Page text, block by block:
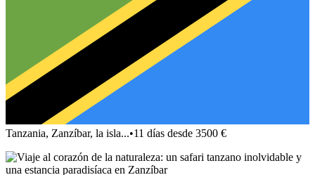
Tanzania, Zanzíbar, la isla...•11 días desde 3500 €